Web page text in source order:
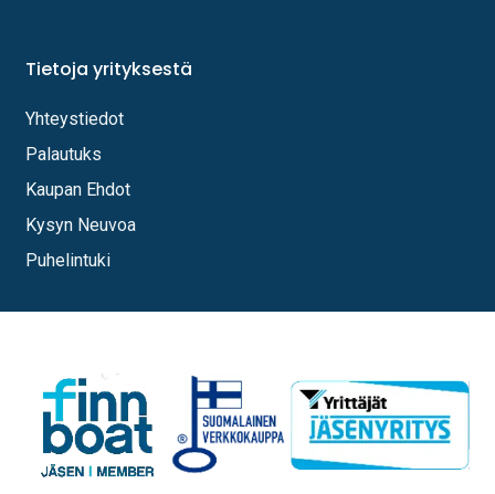
Tietoja yrityksestä
Yhteystiedot
Palautuks
Kaupan Ehdot
Kysyn Neuvoa
Puhelintuki